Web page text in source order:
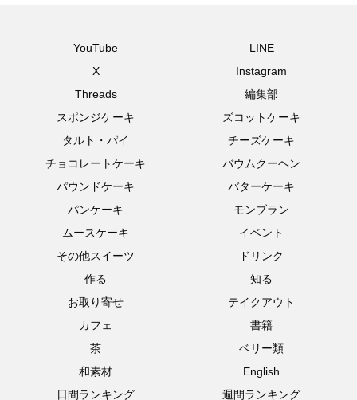
YouTube
LINE
X
Instagram
Threads
編集部
スポンジケーキ
ズコットケーキ
タルト・パイ
チーズケーキ
チョコレートケーキ
バウムクーヘン
パウンドケーキ
バターケーキ
パンケーキ
モンブラン
ムースケーキ
イベント
その他スイーツ
ドリンク
作る
知る
お取り寄せ
テイクアウト
カフェ
書籍
茶
ベリー類
和素材
English
日間ランキング
週間ランキング